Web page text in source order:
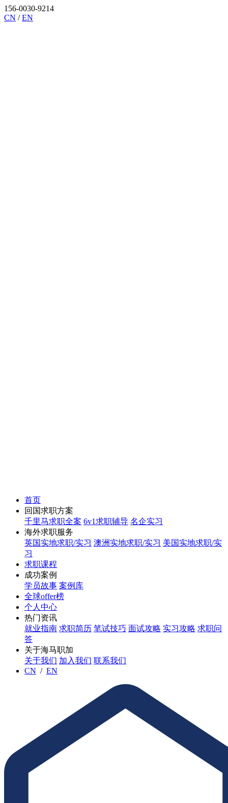
156-0030-9214
CN /EN
首页
回国求职方案
千里马求职全案 6v1求职辅导 名企实习
海外求职服务
英国实地求职/实习 澳洲实地求职/实习 美国实地求职/实
习
求职课程
成功案例
学员故事 案例库
全球offer榜
个人中心
热门资讯
就业指南 求职简历 笔试技巧 面试攻略 实习攻略 求职问
答
关于海马职加
关于我们 加入我们 联系我们
CN / EN